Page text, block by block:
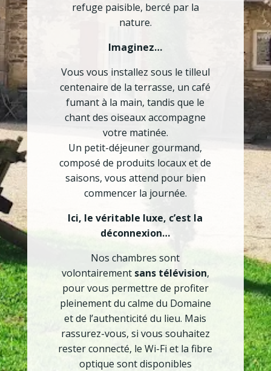
refuge paisible, bercé par la
nature.
Imaginez…
Vous vous installez sous le tilleul
centenaire de la terrasse, un café
fumant à la main, tandis que le
chant des oiseaux accompagne
votre matinée.
Un petit-déjeuner gourmand,
composé de produits locaux et de
saisons, vous attend pour bien
commencer la journée.
Ici, le véritable luxe, c’est la
déconnexion…
Nos chambres sont
volontairement sans télévision,
pour vous permettre de profiter
pleinement du calme du Domaine
et de l’authenticité du lieu. Mais
rassurez-vous, si vous souhaitez
rester connecté, le Wi-Fi et la fibre
optique sont disponibles